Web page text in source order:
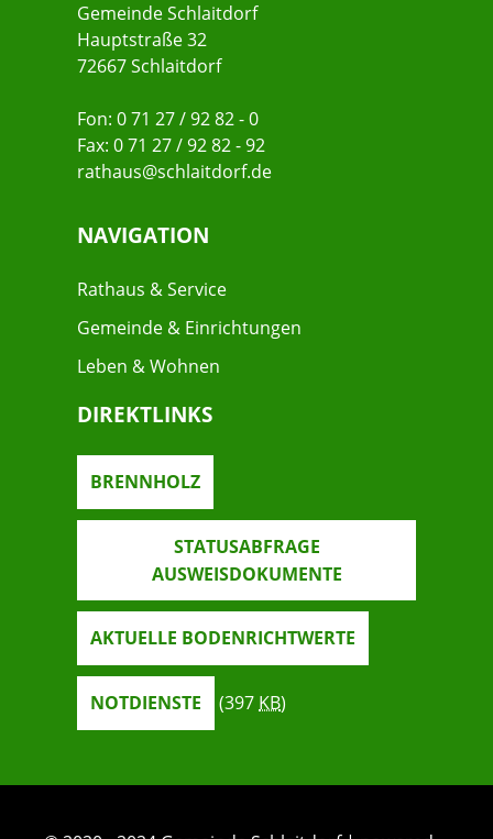
Gemeinde Schlaitdorf
Hauptstraße 32
72667 Schlaitdorf
Fon: 0 71 27 / 92 82 - 0
Fax: 0 71 27 / 92 82 - 92
rathaus@schlaitdorf.de
NAVIGATION
Rathaus & Service
Gemeinde & Einrichtungen
Leben & Wohnen
DIREKTLINKS
BRENNHOLZ
STATUSABFRAGE
AUSWEISDOKUMENTE
AKTUELLE BODENRICHTWERTE
NOTDIENSTE (397 KB)